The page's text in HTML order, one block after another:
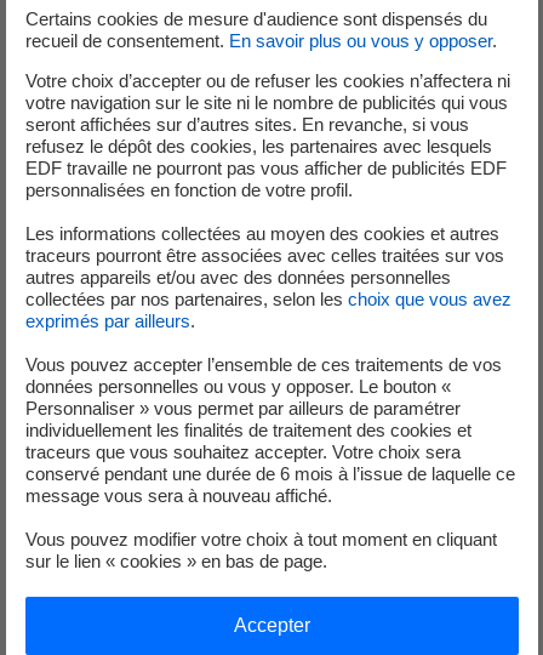
sortants de l’ouvrage ne soient pas supérieurs au débit
naturel de la crue, et même si cela paraît évident, un
ouvrage ne doit pas être un obstacle au débit naturel !
Qui dit crue dit débits conséquents, bois charriés, tout
cela sur plusieurs jours. Dès lors EDF Hydro Méditerranée
mobilise jour et nuit des exploitants sur ses ouvrages en
coordonner cet ensemble. Les équipes mobilisées vont
alors optimiser la gestion en temps réel des débits de
crue sur les installations, les grands lacs, en rivière, et dans
le canal EDF.
Si le niveau de remplissage de Serre Ponçon le permet, on
stocke totalement ou partiellement les volumes d'eau de
la crue. Le barrage de Serre Ponçon peut jouer ainsi un
rôle bénéfique d’amortisseur.
Lors des crues, est-ce que vous continuez à produire de
F.B. : Le défi c’est de continuer à produire de l’électricité,
tout en gérant la crue, mais aussi de veiller à la continuité
de l’alimentation en eau des populations. Pour cela nous
Certains cookies de mesure d'audience sont dispensés du
recueil de consentement. En savoir plus ou vous y opposer.
Votre choix d’accepter ou de refuser les cookies n’affectera ni
votre navigation sur le site ni le nombre de publicités qui vous
seront affichées sur d’autres sites. En revanche, si vous
refusez le dépôt des cookies, les partenaires avec lesquels
EDF travaille ne pourront pas vous afficher de publicités EDF
personnalisées en fonction de votre profil.
Les informations collectées au moyen des cookies et autres
traceurs pourront être associées avec celles traitées sur vos
autres appareils et/ou avec des données personnelles
collectées par nos partenaires, selon les choix que vous avez
exprimés par ailleurs.
Vous pouvez accepter l’ensemble de ces traitements de vos
données personnelles ou vous y opposer. Le bouton «
Personnaliser » vous permet par ailleurs de paramétrer
individuellement les finalités de traitement des cookies et
traceurs que vous souhaitez accepter. Votre choix sera
conservé pendant une durée de 6 mois à l’issue de laquelle ce
message vous sera à nouveau affiché.
Vous pouvez modifier votre choix à tout moment en cliquant
sur le lien « cookies » en bas de page.
Accepter